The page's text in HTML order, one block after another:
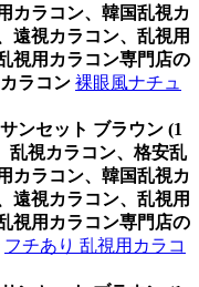
カラコン、韓国乱視カ
遠視カラコン、乱視用
視用カラコン専門店の
ラコン 裸眼風ナチュ
ンセット ブラウン (1
乱視カラコン、格安乱
カラコン、韓国乱視カ
遠視カラコン、乱視用
視用カラコン専門店の
フチあり 乱視用カラコ